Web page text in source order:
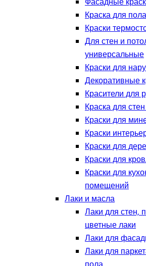
Краска для пола
Краски
Для стен и
универсальные
Краски для
Декоративные
Красители для
Краска для
Краски для
Краски
Краски для
Краски для
Краски для
помещений
Лаки и масла
Лаки для стен,
цветные лаки
Лаки для
Лаки для